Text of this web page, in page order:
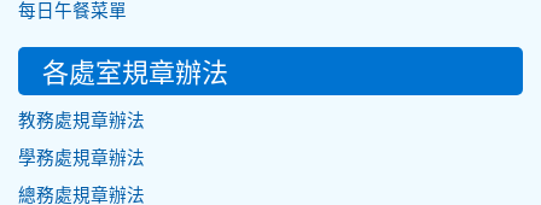
每日午餐菜單
各處室規章辦法
教務處規章辦法
學務處規章辦法
總務處規章辦法